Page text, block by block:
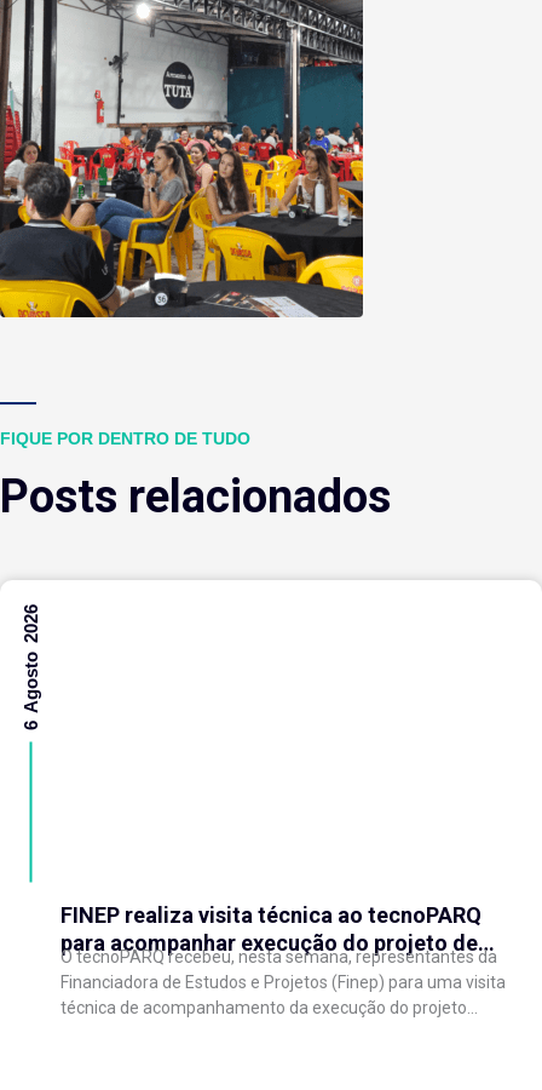
FIQUE POR DENTRO DE TUDO
Posts relacionados
FINEP realiza visita técnica ao tecnoPARQ
para acompanhar execução do projeto de
expansão do Parque Tecnológico
O tecnoPARQ recebeu, nesta semana, representantes da
Financiadora de Estudos e Projetos (Finep) para uma visita
técnica de acompanhamento da execução do projeto
6 Agosto 2026